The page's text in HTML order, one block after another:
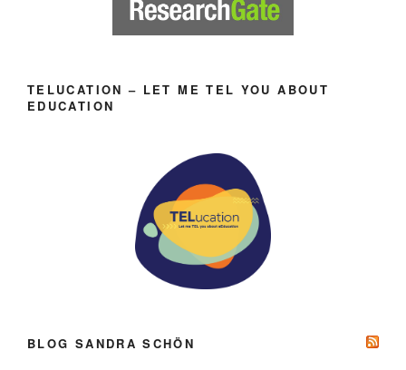
TELUCATION – LET ME TEL YOU ABOUT
EDUCATION
BLOG SANDRA SCHÖN